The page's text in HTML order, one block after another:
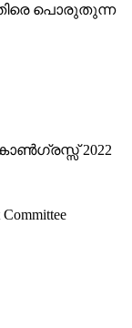
പൊരുതുന്ന
2022